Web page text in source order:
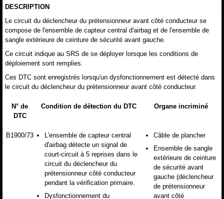
DESCRIPTION
Le circuit du déclencheur du prétensionneur avant côté conducteur se
compose de l'ensemble de capteur central d'airbag et de l'ensemble de
sangle extérieure de ceinture de sécurité avant gauche.
Ce circuit indique au SRS de se déployer lorsque les conditions de
déploiement sont remplies.
Ces DTC sont enregistrés lorsqu'un dysfonctionnement est détecté dans
le circuit du déclencheur du prétensionneur avant côté conducteur.
N° de
DTC
Condition de détection du DTC Organe incriminé
B1900/73
L'ensemble de capteur central
d'airbag détecte un signal de
court-circuit à 5 reprises dans le
circuit du déclencheur du
prétensionneur côté conducteur
pendant la vérification primaire.
Dysfonctionnement du
Câble de plancher
Ensemble de sangle
extérieure de ceinture
de sécurité avant
gauche (déclencheur
de prétensionneur
avant côté